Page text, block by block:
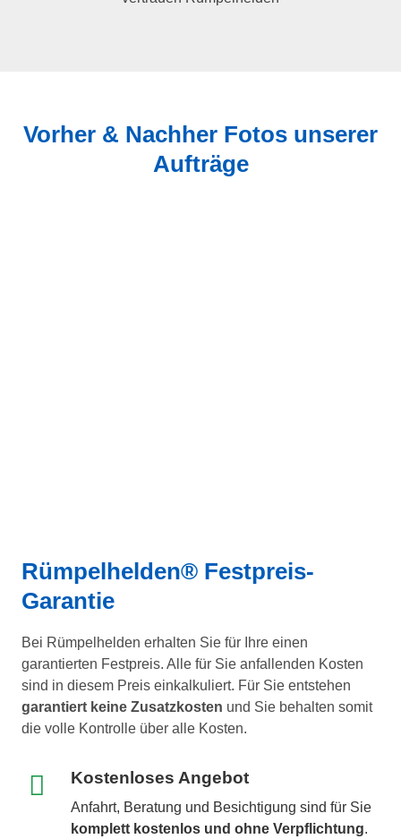
Vorher & Nachher Fotos unserer
Aufträge
Rümpelhelden® Festpreis-
Garantie
Bei Rümpelhelden erhalten Sie für Ihre einen
garantierten Festpreis. Alle für Sie anfallenden Kosten
sind in diesem Preis einkalkuliert. Für Sie entstehen
garantiert keine Zusatzkosten und Sie behalten somit
die volle Kontrolle über alle Kosten.
Kostenloses Angebot
Anfahrt, Beratung und Besichtigung sind für Sie
komplett kostenlos und ohne Verpflichtung.